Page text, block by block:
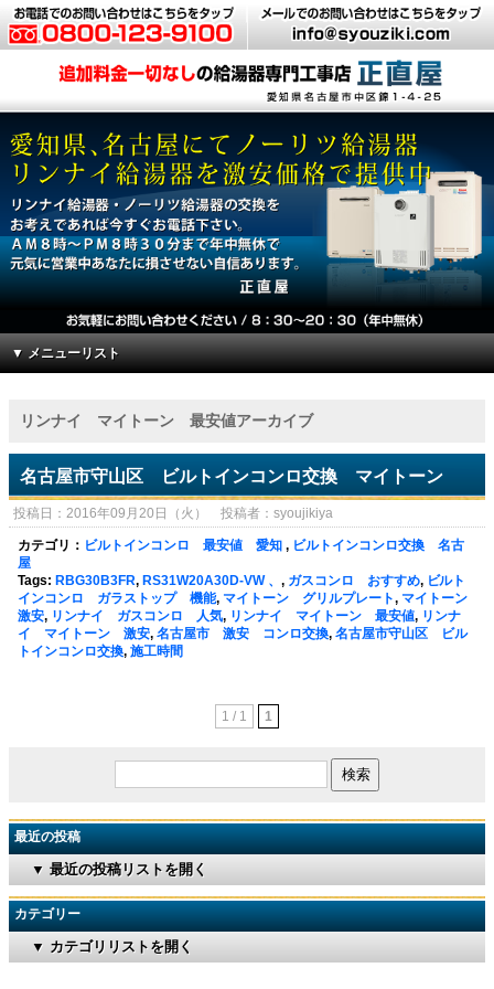
▼ メニューリスト
リンナイ マイトーン 最安値アーカイブ
名古屋市守山区 ビルトインコンロ交換 マイトーン
投稿日：2016年09月20日（火） 投稿者：syoujikiya
カテゴリ： ビルトインコンロ 最安値 愛知, ビルトインコンロ交換 名古
屋
Tags: RBG30B3FR, RS31W20A30D-VW 、 , ガスコンロ おすすめ, ビルト
インコンロ ガラストップ 機能, マイトーン グリルプレート, マイトーン
激安, リンナイ ガスコンロ 人気, リンナイ マイトーン 最安値, リンナ
イ マイトーン 激安, 名古屋市 激安 コンロ交換, 名古屋市守山区 ビル
トインコンロ交換, 施工時間
1 / 1 1
最近の投稿
▼ 最近の投稿リストを開く
カテゴリー
▼ カテゴリリストを開く